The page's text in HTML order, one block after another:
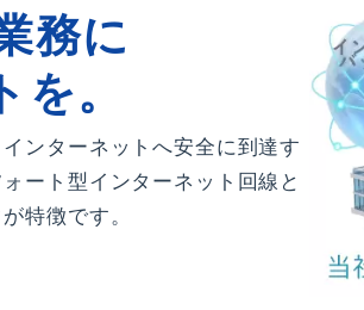
務に
。
ンターネットへ安全に到達す
ート型インターネット回線と
特徴です。